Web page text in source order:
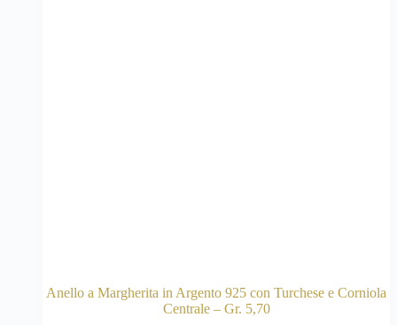
Anello a Margherita in Argento 925 con Turchese e Corniola
Centrale – Gr. 5,70